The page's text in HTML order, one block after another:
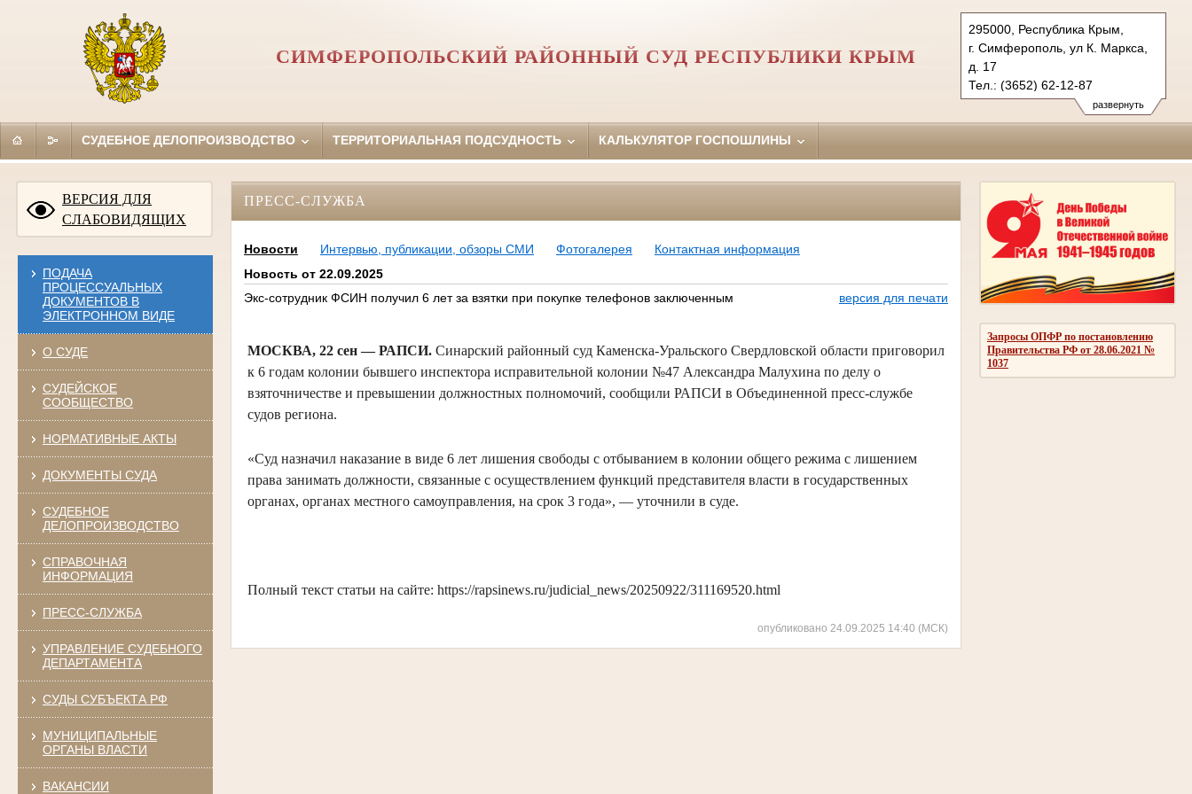
развернуть
295000, Республика Крым,
г. Симферополь, ул К. Маркса,
д. 17
Тел.: (3652) 62-12-87
simpheropolskiy.krm@sudrf.ru
СИМФЕРОПОЛЬСКИЙ РАЙОННЫЙ СУД РЕСПУБЛИКИ КРЫМ
СУДЕБНОЕ ДЕЛОПРОИЗВОДСТВО ТЕРРИТОРИАЛЬНАЯ ПОДСУДНОСТЬ КАЛЬКУЛЯТОР ГОСПОШЛИНЫ
ВЕРСИЯ ДЛЯ
СЛАБОВИДЯЩИХ
ПОДАЧА
ПРОЦЕССУАЛЬНЫХ
ДОКУМЕНТОВ В
ЭЛЕКТРОННОМ ВИДЕ
О СУДЕ
СУДЕЙСКОЕ
СООБЩЕСТВО
НОРМАТИВНЫЕ АКТЫ
ДОКУМЕНТЫ СУДА
СУДЕБНОЕ
ДЕЛОПРОИЗВОДСТВО
СПРАВОЧНАЯ
ИНФОРМАЦИЯ
ПРЕСС-СЛУЖБА
УПРАВЛЕНИЕ СУДЕБНОГО
ДЕПАРТАМЕНТА
СУДЫ СУБЪЕКТА РФ
МУНИЦИПАЛЬНЫЕ
ОРГАНЫ ВЛАСТИ
ВАКАНСИИ
Запросы ОПФР по постановлению
Правительства РФ от 28.06.2021 №
1037
ПРЕСС-СЛУЖБА
Новости Интервью, публикации, обзоры СМИ Фотогалерея
Контактная информация
Новость от 22.09.2025
Экс-сотрудник ФСИН получил 6 лет за взятки при покупке телефонов заключенным
версия для печати
МОСКВА, 22 сен — РАПСИ. Синарский районный суд Каменска-Уральского Свердловской области приговорил
к 6 годам колонии бывшего инспектора исправительной колонии №47 Александра Малухина по делу о
взяточничестве и превышении должностных полномочий, сообщили РАПСИ в Объединенной пресс-службе
судов региона.
«Суд назначил наказание в виде 6 лет лишения свободы с отбыванием в колонии общего режима с лишением
права занимать должности, связанные с осуществлением функций представителя власти в государственных
органах, органах местного самоуправления, на срок 3 года», — уточнили в суде.
Полный текст статьи на сайте: https://rapsinews.ru/judicial_news/20250922/311169520.html
опубликовано 24.09.2025 14:40 (МСК)